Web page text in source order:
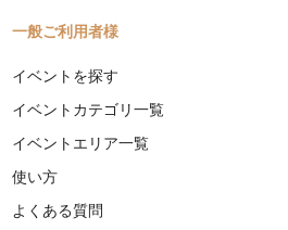
一般ご利用者様
イベントを探す
イベントカテゴリ一覧
イベントエリア一覧
使い方
よくある質問